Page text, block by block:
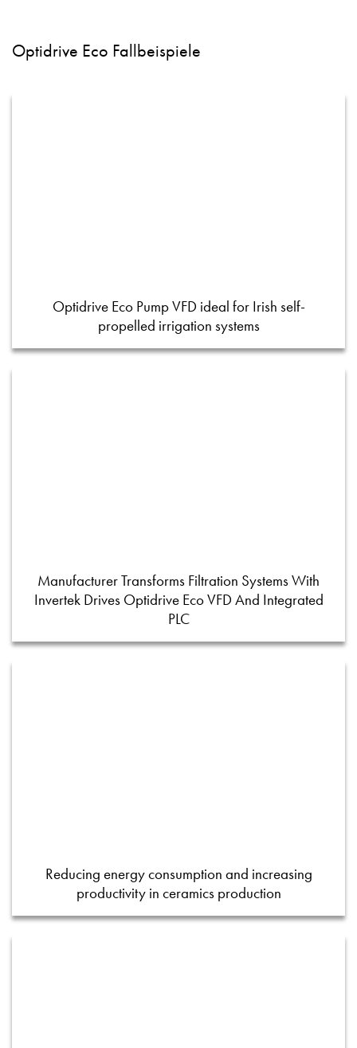
Optidrive Eco Fallbeispiele
Optidrive Eco Pump VFD ideal for Irish self-
propelled irrigation systems
Manufacturer Transforms Filtration Systems With
Invertek Drives Optidrive Eco VFD And Integrated
PLC
Reducing energy consumption and increasing
productivity in ceramics production